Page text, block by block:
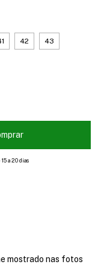
42 43
a 20 dias
mostrado nas fotos